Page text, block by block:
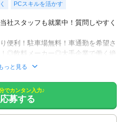
PCスキルを活かす
社スタッフも就業中！質問しやすく
便利！駐車場無料！車通勤を希望さ
！◎飲料メーカー◎大手企業で働く絶
丈夫です！
りとり｜売場メンテナンス｜電話応
ます。
っと見る
でカンタン入力♪
応募する